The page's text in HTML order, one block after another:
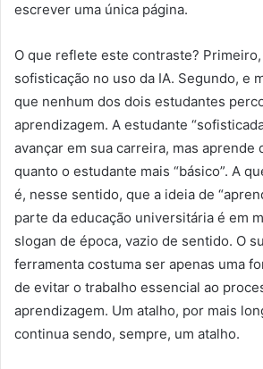
escrever uma única página.
O que reflete este contraste?
sofisticação no uso da IA. Segundo, e
que nenhum dos dois estudantes
aprendizagem. A estudante
avançar em sua carreira, mas aprende
quanto o estudante mais “básico”. A
é, nesse sentido, que a ideia de
parte da educação universitária é em
slogan de época, vazio de sentido. O
ferramenta costuma ser apenas uma
de evitar o trabalho essencial ao
aprendizagem. Um atalho, por mais
continua sendo, sempre, um atalho.